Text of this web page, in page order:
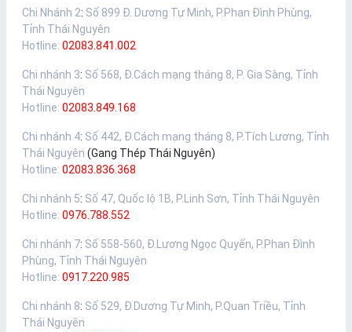
Chi Nhánh 2: Số 899 Đ. Dương Tự Minh, P.Phan Đình Phùng,
Tỉnh Thái Nguyên
Hotline: 02083.841.002
Chi nhánh 3: Số 568, Đ.Cách mạng tháng 8, P. Gia Sàng, Tỉnh
Thái Nguyên
Hotline: 02083.849.168
Chi nhánh 4: Số 442, Đ.Cách mạng tháng 8, P.Tích Lương, Tỉnh
Thái Nguyên (Gang Thép Thái Nguyên)
Hotline: 02083.836.368
Chi nhánh 5: Số 47, Quốc lộ 1B, P.Linh Sơn, Tỉnh Thái Nguyên
Hotline: 0976.788.552
Chi nhánh 7: Số 558-560, Đ.Lương Ngọc Quyến, P.Phan Đình
Phùng, Tỉnh Thái Nguyên
Hotline: 0917.220.985
Chi nhánh 8: Số 529, Đ.Dương Tự Minh, P.Quan Triều, Tỉnh
Thái Nguyên